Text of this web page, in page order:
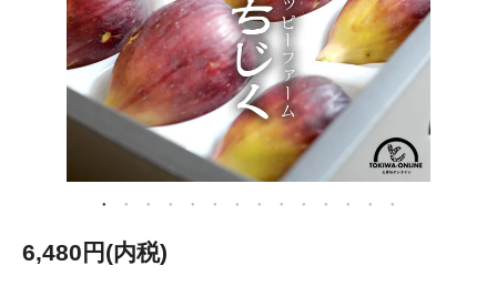
6,480円(内税)